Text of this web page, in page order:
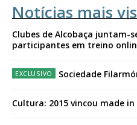
Notícias mais
Clubes de Alcobaça juntam-
participantes em treino
Sociedade
Cultura: 2015 vincou made